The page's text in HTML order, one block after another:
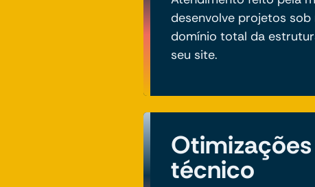
desenvolve projetos sob
domínio total da
seu site.
Otimizações
técnico